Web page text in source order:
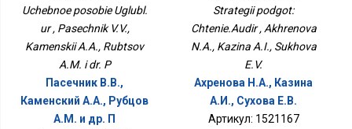
Uchebnoe posobie Uglubl.
ur , Pasechnik V.V.,
Kamenskii A.A., Rubtsov
A.M. i dr. P
Пасечник В.В.,
Каменский А.А., Рубцов
A.M. и др. П
Strategii podgot:
Chtenie.Audir , Akhrenova
N.A., Kazina A.I., Sukhova
E.V.
Ахренова Н.А., Казина
А.И., Сухова Е.В.
Артикул: 1521167